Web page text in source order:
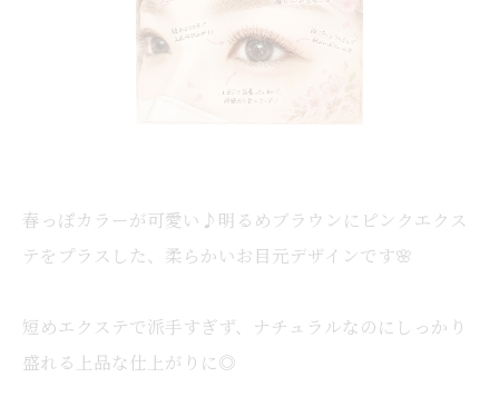
春っぽカラーが可愛い♪明るめブラウンにピンクエクス
テをプラスした、柔らかいお目元デザインです🌸
短めエクステで派手すぎず、ナチュラルなのにしっかり
盛れる上品な仕上がりに◎